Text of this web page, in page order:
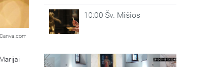
10:00 Šv. Mišios